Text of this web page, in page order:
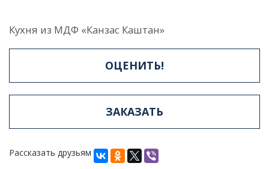
Кухня из МДФ «Канзас Каштан»
ОЦЕНИТЬ!
ЗАКАЗАТЬ
Рассказать друзьям